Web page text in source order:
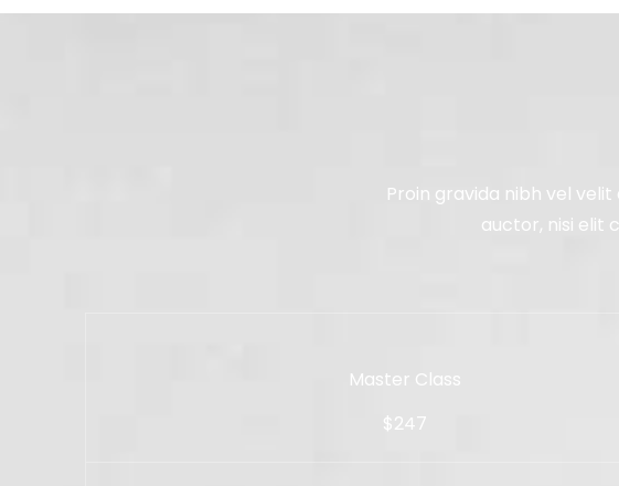
Proin gravida nibh vel
auctor, nisi elit
Master Class
$247